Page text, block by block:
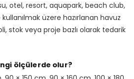
otel, resort, aquapark, beach club,
üzere hazırlanan havuz
stok veya proje bazlı olarak tedarik
ölçülerde olur?